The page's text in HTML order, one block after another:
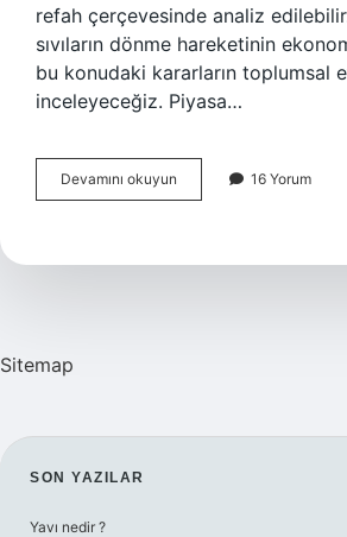
refah çerçevesinde analiz
sıvıların dönme hareketinin
bu konudaki kararların toplumsal
inceleyeceğiz. Piyasa…
Devamını okuyun
dönme
mı
16 Yorum
Sitemap
SIDEBAR
SON YAZILAR
Yavı nedir ?